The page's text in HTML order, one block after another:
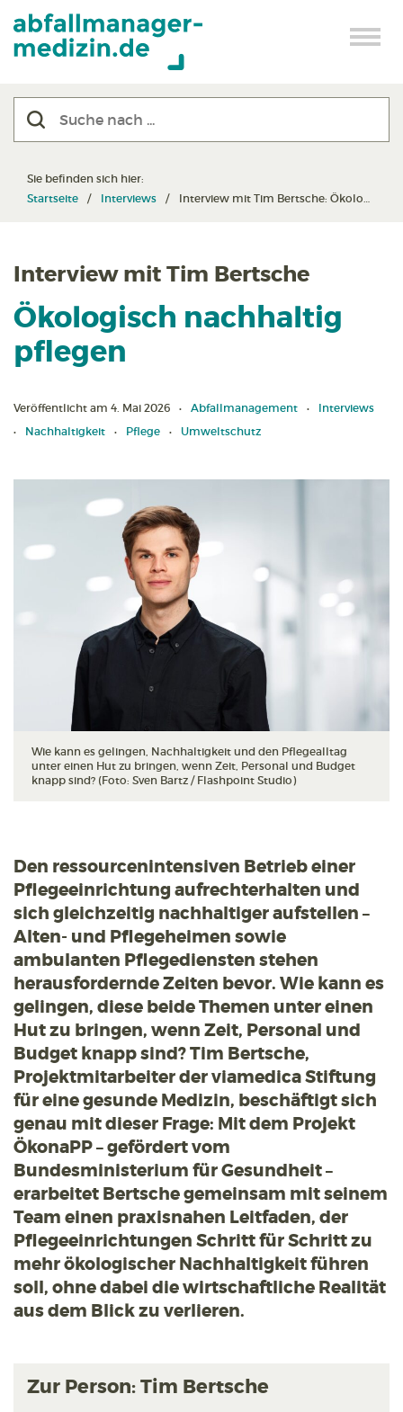
Sie befinden sich hier:
Startseite
Interviews Interview mit Tim Bertsche: Ökologisch nachhaltig pflegen
Interview mit Tim Bertsche
Ökologisch nachhaltig
pflegen
Veröffentlicht am 4. Mai 2026 Abfallmanagement
Interviews
Nachhaltigkeit
Pflege Umweltschutz
Wie kann es gelingen, Nachhaltigkeit und den Pflegealltag
unter einen Hut zu bringen, wenn Zeit, Personal und Budget
knapp sind? (Foto: Sven Bartz / Flashpoint Studio)
Den ressourcenintensiven Betrieb einer
Pflegeeinrichtung aufrechterhalten und
sich gleichzeitig nachhaltiger aufstellen –
Alten- und Pflegeheimen sowie
ambulanten Pflegediensten stehen
herausfordernde Zeiten bevor. Wie kann es
gelingen, diese beide Themen unter einen
Hut zu bringen, wenn Zeit, Personal und
Budget knapp sind? Tim Bertsche,
Projektmitarbeiter der viamedica Stiftung
für eine gesunde Medizin, beschäftigt sich
genau mit dieser Frage: Mit dem Projekt
ÖkonaPP – gefördert vom
Bundesministerium für Gesundheit –
erarbeitet Bertsche gemeinsam mit seinem
Team einen praxisnahen Leitfaden, der
Pflegeeinrichtungen Schritt für Schritt zu
mehr ökologischer Nachhaltigkeit führen
soll, ohne dabei die wirtschaftliche Realität
aus dem Blick zu verlieren.
Zur Person: Tim Bertsche